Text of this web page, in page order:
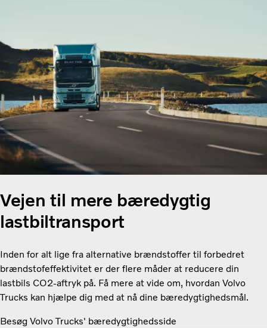
Vejen til mere bæredygtig
lastbiltransport
Inden for alt lige fra alternative brændstoffer til forbedret
brændstofeffektivitet er der flere måder at reducere din
lastbils CO2-aftryk på. Få mere at vide om, hvordan Volvo
Trucks kan hjælpe dig med at nå dine bæredygtighedsmål.
Besøg Volvo Trucks' bæredygtighedsside